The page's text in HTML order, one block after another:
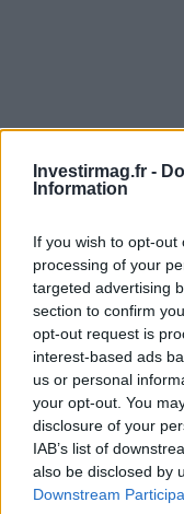
Investirmag.fr -
Information
If you wish to opt-
processing of your
targeted advertising
section to confirm
opt-out request is
interest-based ads
us or personal
your opt-out. You
disclosure of your
IAB’s list of
also be disclosed by
Downstream
AUTEUR
Staff